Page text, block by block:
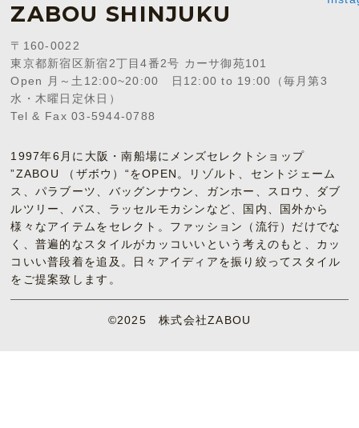
ZABOU SHINJUKU
〒160-0022
東京都新宿区新宿2丁目4番2号 カーサ御苑101
Open 月～土12:00~20:00 日12:00 to 19:00（毎月第3
水・木曜日定休日）
Tel & Fax 03-5944-0788
1997年6月に大阪・南船場にメンズセレクトショップ
”ZABOU （ザボウ）“をOPEN。リゾルト、セントジェーム
ス、パラブーツ、バッグンナウン、ガンホー、スロウ、ダブ
ルツリー、バス、ラッセルモカシンなど、国内、国外から
様々なアイテムをセレクト。ファッション（流行）だけでな
く、普遍的なスタイルがカッコいいという考えのもと、カッ
コいい普段着を追及。日々アイディアを振り絞ってスタイル
をご提案致します。
©2025 株式会社ZABOU